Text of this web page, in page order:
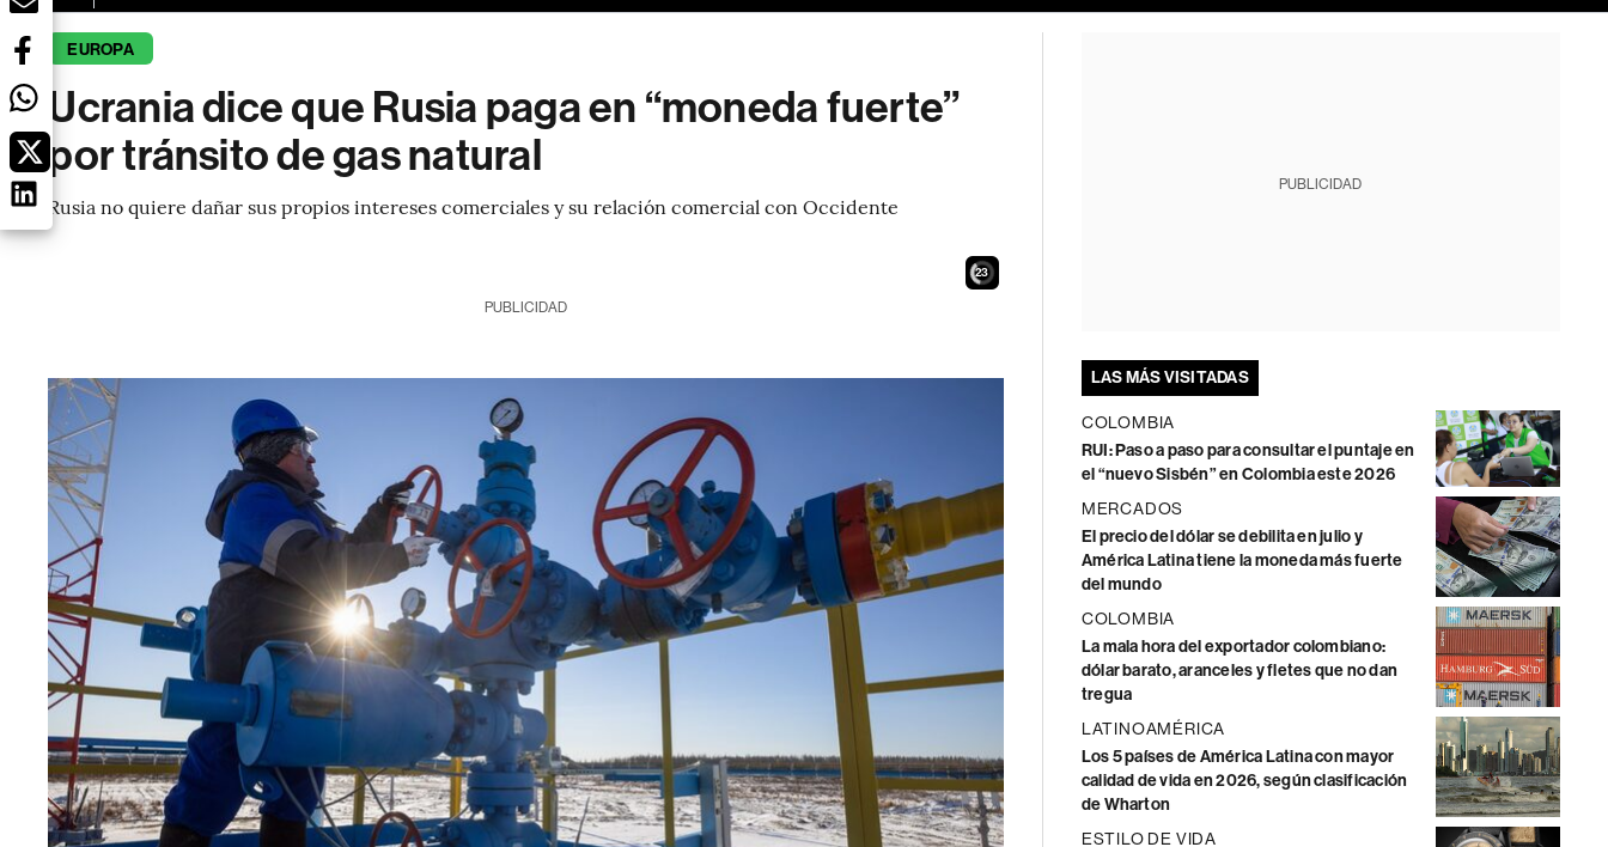
EUROPA
Ucrania dice que Rusia paga en “moneda fuerte”
por tránsito de gas natural
Rusia no quiere dañar sus propios intereses comerciales y su relación comercial con Occidente
21
PUBLICIDAD
PUBLICIDAD
LAS MÁS VISITADAS
COLOMBIA
RUI: Paso a paso para consultar el puntaje en
el “nuevo Sisbén” en Colombia este 2026
MERCADOS
El precio del dólar se debilita en julio y
América Latina tiene la moneda más fuerte
del mundo
COLOMBIA
La mala hora del exportador colombiano:
dólar barato, aranceles y fletes que no dan
tregua
LATINOAMÉRICA
Los 5 países de América Latina con mayor
calidad de vida en 2026, según clasificación
de Wharton
ESTILO DE VIDA